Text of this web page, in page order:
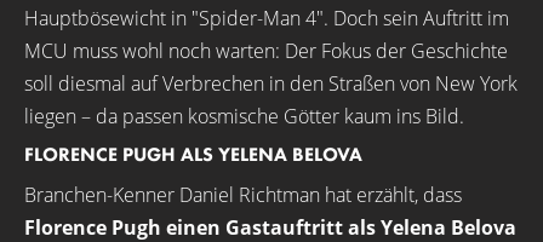
Hauptbösewicht in "Spider-Man 4". Doch sein Auftritt im
MCU muss wohl noch warten: Der Fokus der Geschichte
soll diesmal auf Verbrechen in den Straßen von New York
liegen – da passen kosmische Götter kaum ins Bild.
FLORENCE PUGH ALS YELENA BELOVA
Branchen-Kenner Daniel Richtman hat erzählt, dass
Florence Pugh einen Gastauftritt als Yelena Belova